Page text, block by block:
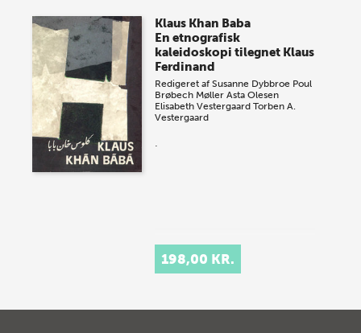
Klaus Khan Baba
En etnografisk
kaleidoskopi tilegnet Klaus
Ferdinand
Redigeret afSusanne Dybbroe Poul
Brøbech Møller Asta Olesen
Elisabeth Vestergaard Torben A.
Vestergaard
.
198,00 KR.